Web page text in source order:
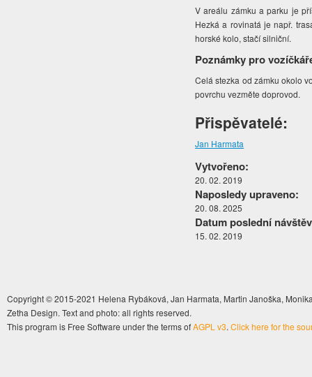
V areálu zámku a parku je
Hezká a rovinatá je např.
horské kolo, stačí silniční.
Poznámky pro
Celá stezka od zámku okolo
povrchu vezměte doprovod.
Přispěvatelé:
Jan Harmata
Vytvořeno:
20. 02. 2019
Naposledy upraveno:
20. 08. 2025
Datum poslední
15. 02. 2019
Copyright © 2015-2021 Helena Rybáková, Jan Harmata, Martin Janoška,
Zetha Design. Text and photo: all rights reserved.
This program is Free Software under the terms ofAGPL v3. Click here for the